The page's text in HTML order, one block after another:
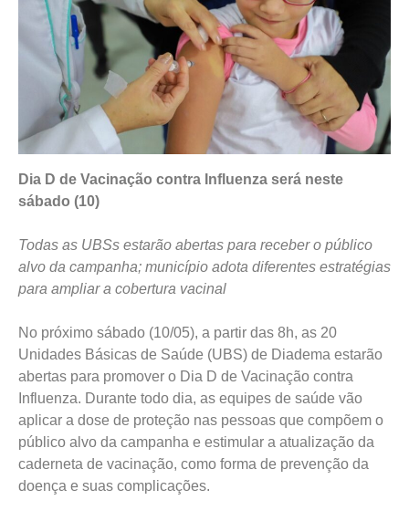
Dia D de Vacinação contra Influenza será neste
sábado (10)
Todas as UBSs estarão abertas para receber o público
alvo da campanha; município adota diferentes estratégias
para ampliar a cobertura vacinal
No próximo sábado (10/05), a partir das 8h, as 20
Unidades Básicas de Saúde (UBS) de Diadema estarão
abertas para promover o Dia D de Vacinação contra
Influenza. Durante todo dia, as equipes de saúde vão
aplicar a dose de proteção nas pessoas que compõem o
público alvo da campanha e estimular a atualização da
caderneta de vacinação, como forma de prevenção da
doença e suas complicações.